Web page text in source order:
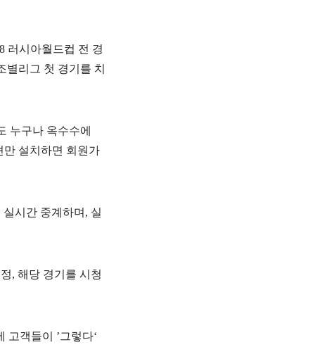
러시아월드컵 전 경
별리그 첫 경기를 치
누구나 옥수수에
만 설치하면 회원가
실시간 중계하며 , 실
, 해당 경기를 시청
고객들이
’그렇다‘